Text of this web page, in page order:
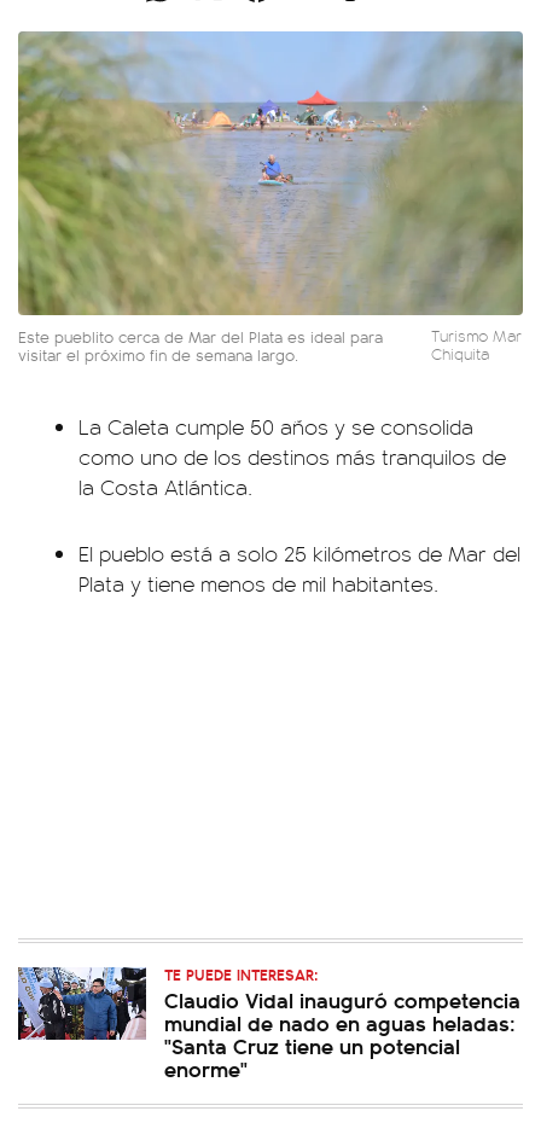
Este pueblito cerca de Mar del Plata es ideal para
visitar el próximo fin de semana largo.
Turismo Mar
Chiquita
La Caleta cumple 50 años y se consolida
como uno de los destinos más tranquilos de
la Costa Atlántica.
El pueblo está a solo 25 kilómetros de Mar del
Plata y tiene menos de mil habitantes.
TE PUEDE INTERESAR:
Claudio Vidal inauguró competencia
mundial de nado en aguas heladas:
"Santa Cruz tiene un potencial
enorme"